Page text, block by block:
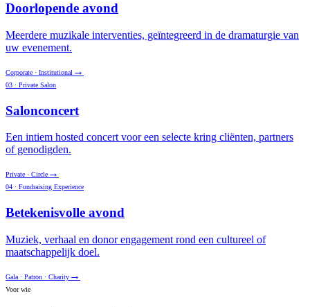
Doorlopende avond
Meerdere muzikale interventies, geïntegreerd in de dramaturgie van
uw evenement.
Corporate · Institutional →
03 · Private Salon
Salonconcert
Een intiem hosted concert voor een selecte kring cliënten, partners
of genodigden.
Private · Circle →
04 · Fundraising Experience
Betekenisvolle avond
Muziek, verhaal en donor engagement rond een cultureel of
maatschappelijk doel.
Gala · Patron · Charity →
Voor wie